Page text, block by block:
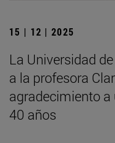
15 | 12 | 2025
La Universidad
a la profesora
agradecimiento
40 años